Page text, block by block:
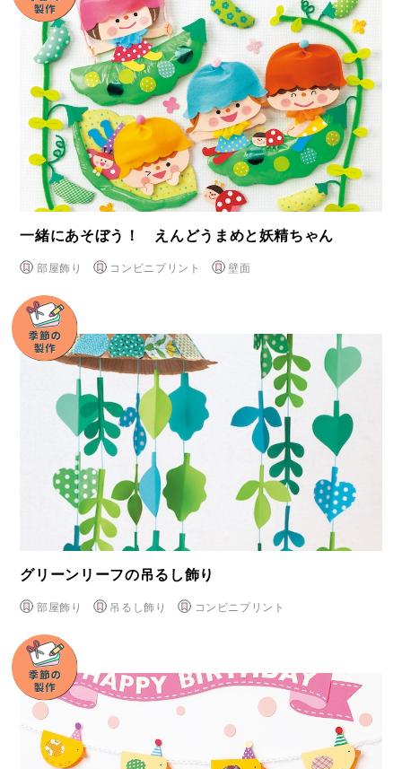
一緒にあそぼう！ えんどうまめと妖精ちゃん
部屋飾り コンビニプリント 壁面
グリーンリーフの吊るし飾り
部屋飾り 吊るし飾り コンビニプリント